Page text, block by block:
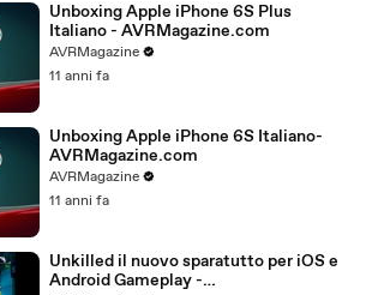
Unboxing Apple iPhone 6S Plus
Italiano - AVRMagazine.com
AVRMagazine
11 anni fa
Unboxing Apple iPhone 6S Italiano-
AVRMagazine.com
AVRMagazine
11 anni fa
Unkilled il nuovo sparatutto per iOS e
Android Gameplay -